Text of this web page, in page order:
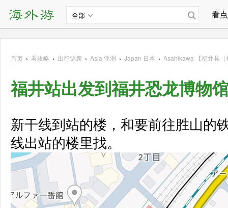
全部 看
首页 › 看攻略 › 出行锦囊 › Asia 亚洲 › Japan 日本 › Asahikawa 【福井县
福井站出发到福井恐龙博物
新干线到站的楼，和要前往胜山的
线出站的楼里找。